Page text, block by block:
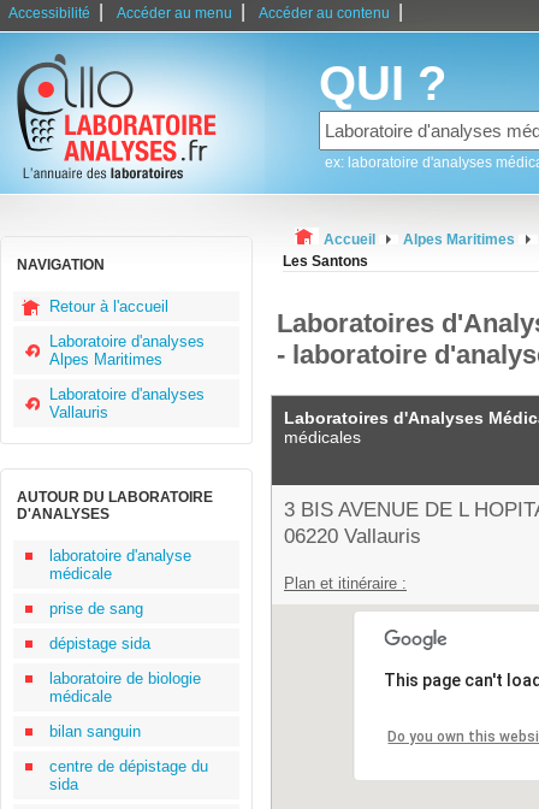
Accessibilité Accéder au menu Accéder au contenu
QUI ?
ex: laboratoire d'analyses
NAVIGATION
Retour à l'accueil
Laboratoire d'analyses
Alpes Maritimes
Laboratoire d'analyses
Vallauris
AUTOUR DU LABORATOIRE
D'ANALYSES
laboratoire d'analyse
médicale
prise de sang
dépistage sida
laboratoire de biologie
médicale
bilan sanguin
centre de dépistage du
sida
Accueil
Alpes Maritimes
Les Santons
Laboratoires
- laboratoire
Laboratoires d'Analyses
médicales
3 BIS AVENUE DE L
06220 Vallauris
Plan et itinéraire :
This page can't
Do you own this